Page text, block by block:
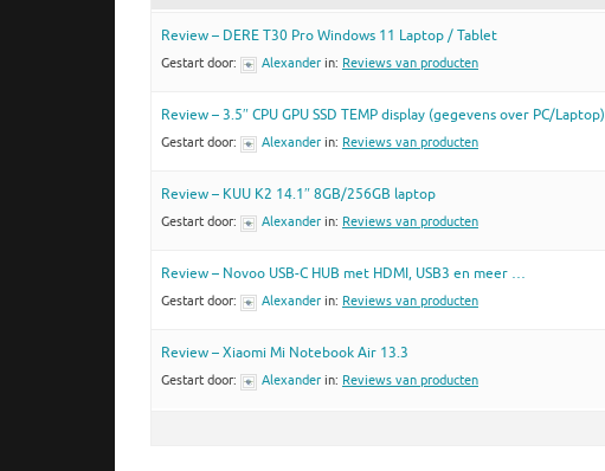
Review – DERE T30 Pro Windows 11 Laptop / Tablet
Gestart door: Alexander in: Reviews van producten
Review – 3.5″ CPU GPU SSD TEMP display (gegevens over PC/Laptop)
Gestart door: Alexander in: Reviews van producten
Review – KUU K2 14.1″ 8GB/256GB laptop
Gestart door: Alexander in: Reviews van producten
Review – Novoo USB-C HUB met HDMI, USB3 en meer …
Gestart door: Alexander in: Reviews van producten
Review – Xiaomi Mi Notebook Air 13.3
Gestart door: Alexander in: Reviews van producten